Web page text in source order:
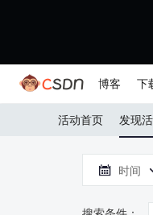
博客 下
活动首页 发现
 时间